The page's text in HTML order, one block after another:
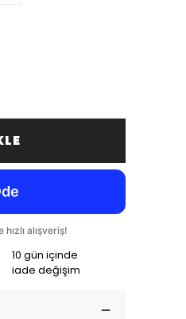
10 gün içinde
iade değişim